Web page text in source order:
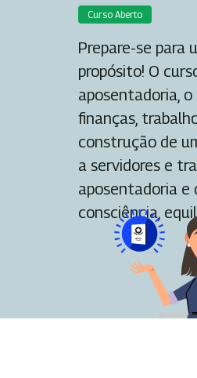
Curso Aberto
Prepare-se para
propósito! O
aposentadoria,
finanças,
construção de
a servidores e
aposentadoria e
consciência,